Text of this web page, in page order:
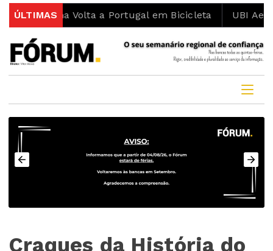
ÚLTIMAS
na Volta a Portugal em Bicicleta UBI
Craques da História do